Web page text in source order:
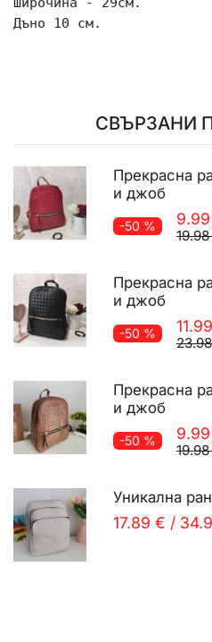
Дъно 10 см.
СВЪРЗАНИ
Прекрасна
и джоб
-50 %
Прекрасна
и джоб
-50 %
Прекрасна
и джоб
-50 %
Уникална
17.89 € /